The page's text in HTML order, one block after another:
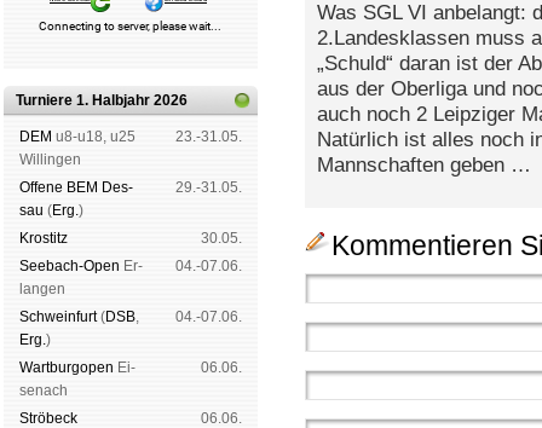
Turniere 1. Halbjahr 2026
DEM u8-u18, u25
Wil­lin­gen
23.-31.05.
Offene BEM Des­
sau (Erg.)
29.-31.05.
Kros­titz
30.05.
See­bach-Open Er­
lan­gen
04.-07.06.
Schwein­furt(DSB,
Erg.)
04.-07.06.
Wart­burg­open Ei­
se­nach
06.06.
Strö­beck
06.06.
Was SGL VI anbelangt:
2.Landesklassen muss
„Schuld“ daran ist der
aus der Oberliga und
auch noch 2 Leipziger
Natürlich ist alles noch
Mannschaften geben …
Kommentieren